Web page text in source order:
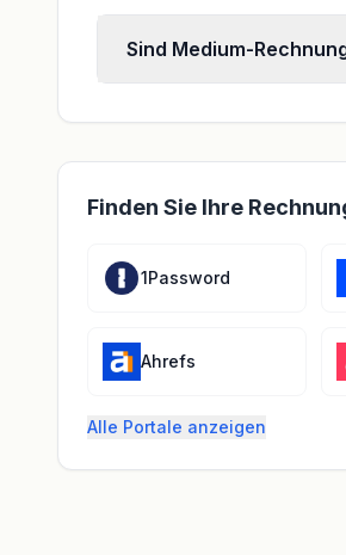
Sind Medium-
Finden Sie Ihre
1Password
Ahrefs
Alle Portale anzeigen